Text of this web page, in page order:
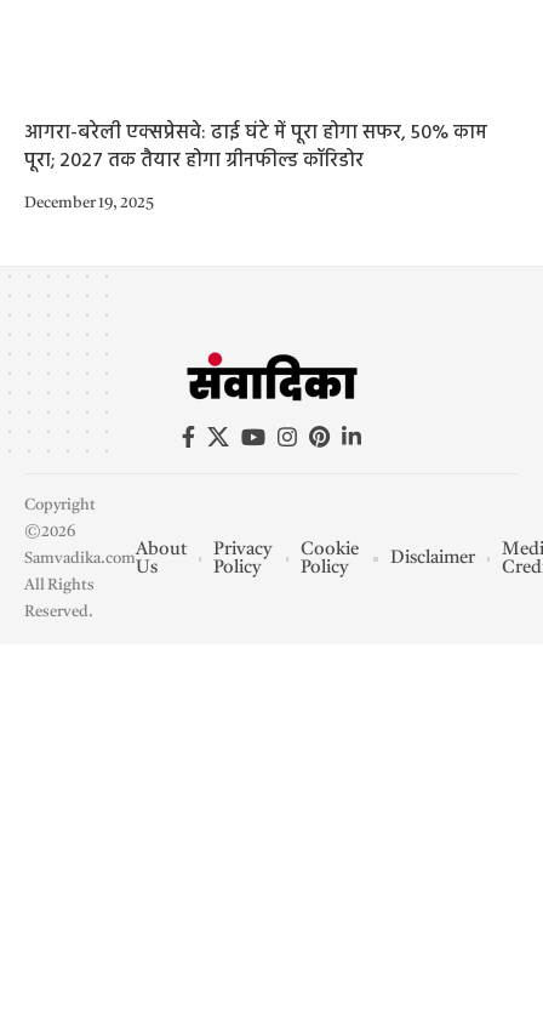
आगरा-बरेली एक्सप्रेसवे: ढाई घंटे में पूरा होगा सफर, 50% काम
पूरा; 2027 तक तैयार होगा ग्रीनफील्ड कॉरिडोर
December 19, 2025
Copyright
©2026
Samvadika.com
All Rights
Reserved.
About
Us
Privacy
Policy
Cookie
Policy
Disclaimer